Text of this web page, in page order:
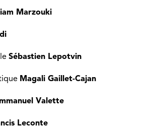
Marzouki
Sébastien Lepotvin
Magali Gaillet-Cajan
Valette
Leconte